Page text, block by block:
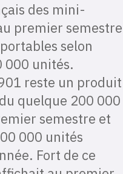
des mini-
premier semestre
selon
000 unités.
reste un produit
quelque 200 000
semestre et
000 unités
Fort de ce